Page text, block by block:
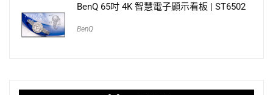
BenQ 65吋 4K 智慧電子顯示看板 | ST6502
BenQ